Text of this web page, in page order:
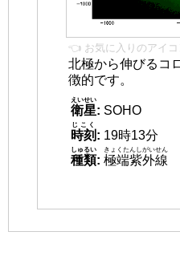
👈 お気に入りのアイコ
北極から伸びるコ
徴的です。
衛星
えいせい
: SOHO
時刻
じこく
: 19時13分
種類
しゅるい
: 極端紫外線
きょくたんしがいせん